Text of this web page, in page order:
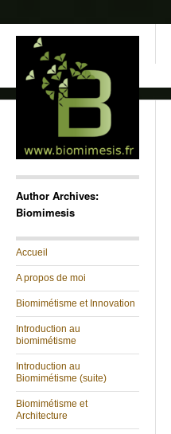
Author Archives:
Biomimesis
Accueil
A propos de moi
Biomimétisme et Innovation
Introduction au
biomimétisme
Introduction au
Biomimétisme (suite)
Biomimétisme et
Architecture